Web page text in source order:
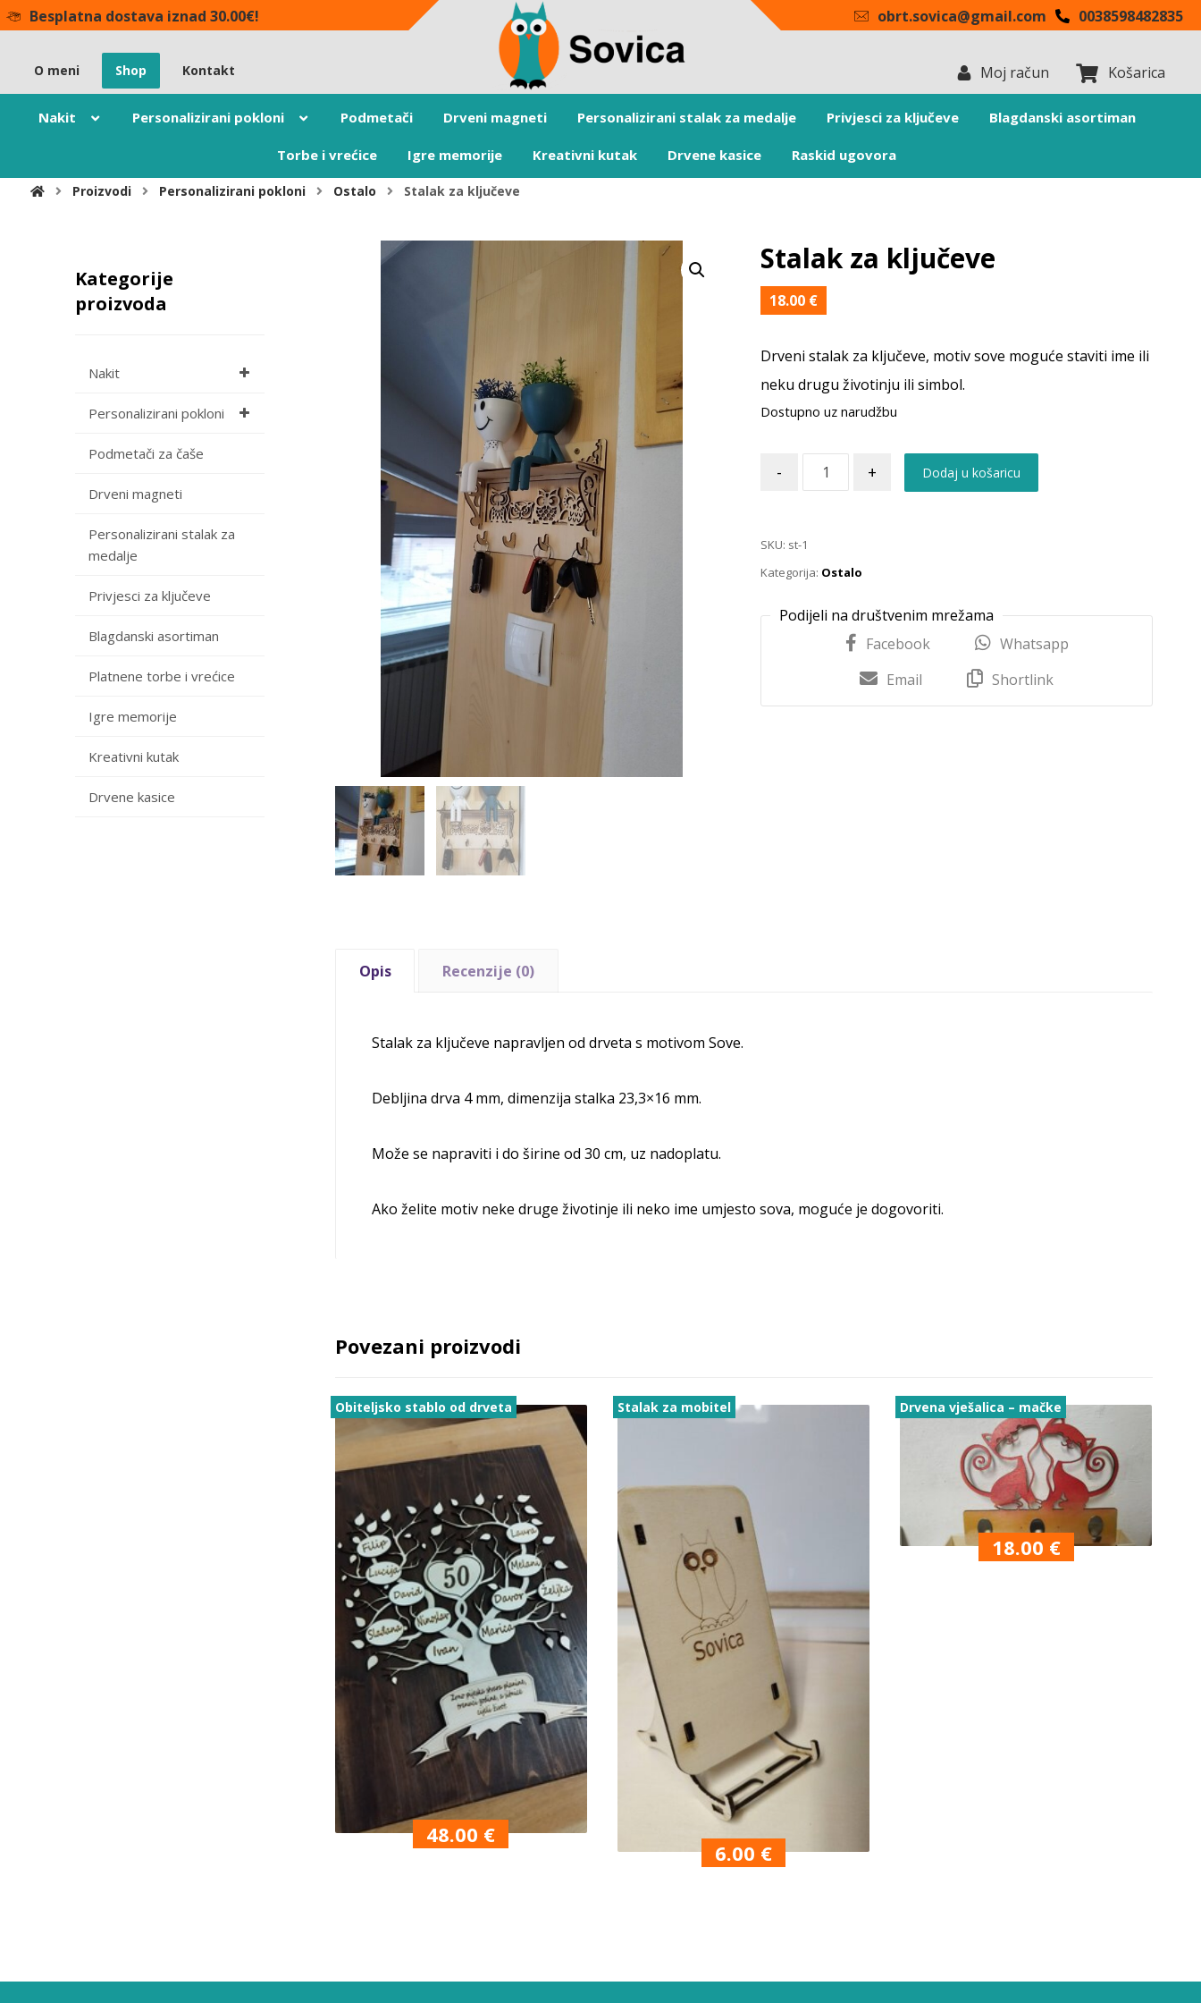
Besplatna dostava iznad 30.00€! 0038598482835
obrt.sovica@gmail.com
O meni Shop Kontakt Košarica
Moj račun
Nakit Personalizirani pokloni Podmetači Drveni magneti Personalizirani stalak za medalje Privjesci za ključeve Blagdanski asortiman
Torbe i vrećice Igre memorije Kreativni kutak Drvene kasice Raskid ugovora
Proizvodi Personalizirani pokloni Ostalo Stalak za ključeve
Stalak za ključeve
18.00 €
Drveni stalak za ključeve, motiv sove moguće staviti ime ili
neku drugu životinju ili simbol.
Dostupno uz narudžbu
- + Dodaj u košaricu
SKU: st-1
Kategorija: Ostalo
Facebook
Whatsapp
Email
Shortlink
Opis Recenzije (0)
Stalak za ključeve napravljen od drveta s motivom Sove.
Debljina drva 4 mm, dimenzija stalka 23,3×16 mm.
Može se napraviti i do širine od 30 cm, uz nadoplatu.
Ako želite motiv neke druge životinje ili neko ime umjesto sova, moguće je dogovoriti.
Povezani proizvodi
Obiteljsko stablo od drveta
48.00 €
Stalak za mobitel
6.00 €
Drvena vješalica – mačke
18.00 €
Kategorije
proizvoda
Nakit
Personalizirani pokloni
Podmetači za čaše
Drveni magneti
Personalizirani stalak za
medalje
Privjesci za ključeve
Blagdanski asortiman
Platnene torbe i vrećice
Igre memorije
Kreativni kutak
Drvene kasice